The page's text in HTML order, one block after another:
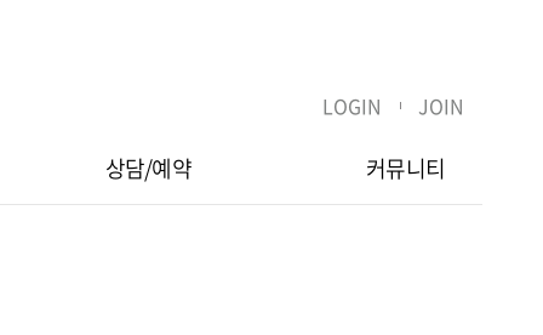
LOGIN JOIN
상담/예약 커뮤니티